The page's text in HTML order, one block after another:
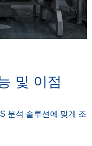
및 이점
분석 솔루션에 맞게 조